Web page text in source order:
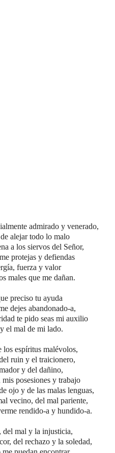
admirado y venerado,
alejartodo lo malo
a los siervos del Señor,
protejas y defiendas
fuerza y valor
males que me dañan.
preciso tu ayuda
dejes abandonado-a,
te pido seas mi auxilio
el mal de mi lado.
los espíritus malévolos,
ruin y el traicionero,
y del dañino,
posesiones y trabajo
ojo y de las malas lenguas,
vecino, del mal pariente,
rendido-a y hundido-a.
del mal y la injusticia,
del rechazo y la soledad,